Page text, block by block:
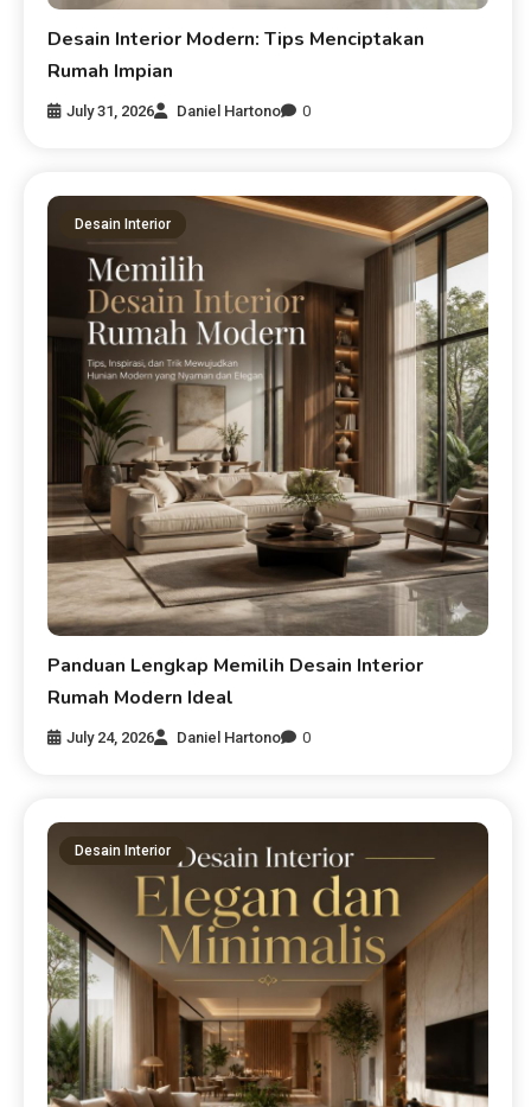
Desain Interior Modern: Tips Menciptakan
Rumah Impian
July 31, 2026 Daniel Hartono 0
Desain Interior
Panduan Lengkap Memilih Desain Interior
Rumah Modern Ideal
July 24, 2026 Daniel Hartono 0
Desain Interior